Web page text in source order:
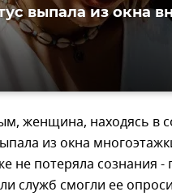
выпала из окна
женщина, находясь в
из окна
не потеряла сознания
служб смогли ее